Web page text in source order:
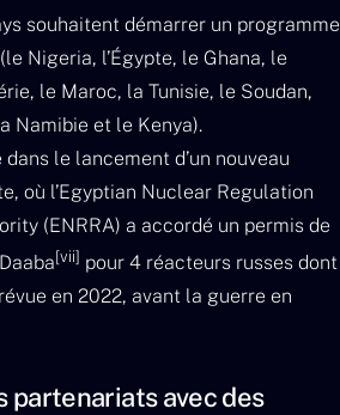
souhaitent démarrer un programme
Nigeria, l’Égypte, le Ghana, le
le Maroc, la Tunisie, le Soudan,
Namibie et le Kenya).
le lancement d’un nouveau
où l’Egyptian Nuclear Regulation
(ENRRA) a accordé un permis de
[vii] pour 4 réacteurs russes dont
en 2022, avant la guerre en
partenariats avec des